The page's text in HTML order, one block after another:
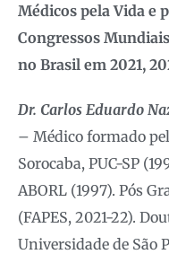
Médicos pela Vida e
Congressos
no Brasil em 2021,
Dr. Carlos Eduardo
– Médico formado
Sorocaba, PUC-SP
ABORL (1997). Pós
(FAPES, 2021-22).
Universidade de São